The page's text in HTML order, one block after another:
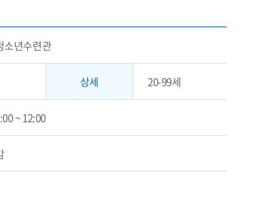
소년수련관
상세 20-99세
~ 12:00